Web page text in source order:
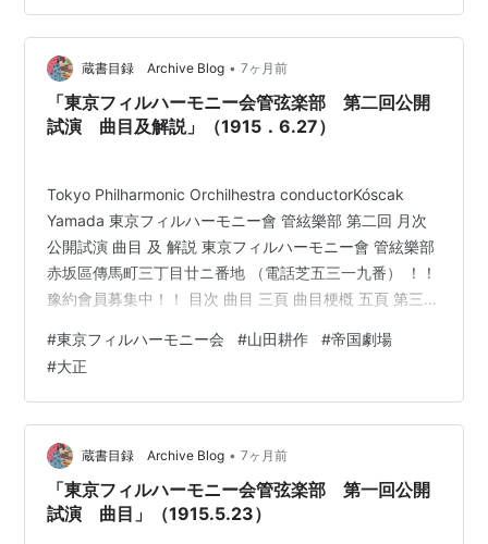
チァーレ 三）絃樂合奏「セレナーデ」 フォルクマン曲
セロ獨奏附 四）ろ短調スィンフォニー シゥーベルト曲
い… 蔵書目録 Archive Blog • 7ヶ月前
「東京フィルハーモニー会管弦楽部 第二回公開
試演 曲目及解説」（1915．6.27）
Tokyo Philharmonic Orchilhestra conductorKóscak
Yamada 東京フィルハーモニー會 管絃樂部 第二回 月次
公開試演 曲目 及 解説 東京フィルハーモニー會 管絃樂部
赤坂區傳馬町三丁目廿ニ番地 （電話芝五三一九番） ！！
豫約會員募集中！！ 目次 曲目 三頁 曲目梗槪 五頁 第三回
ー第二回公開試演ー 大正四年六月二十七日（日曜日）午
後正一時半 於 帝國劇場 指揮者 山田耕作 獨唱 外山國彦
（バリトン） 船橋榮吉（テナー） 合唱 有志 ー曲目ー
一）歌劇「アブ、ハッサンの序曲」（初演） ヴェー…
#東京フィルハーモニー会 #山田耕作 #帝国劇場
#大正
蔵書目録 Archive Blog • 7ヶ月前
「東京フィルハーモニー会管弦楽部 第一回公開
試演 曲目」（1915.5.23）